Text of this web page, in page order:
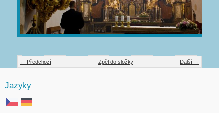
← Předchozí Další →
Zpět do složky
Jazyky